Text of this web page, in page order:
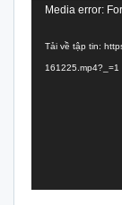
Trình
Video
Media error:
Tải về tập tin:
161225.mp4?_=1